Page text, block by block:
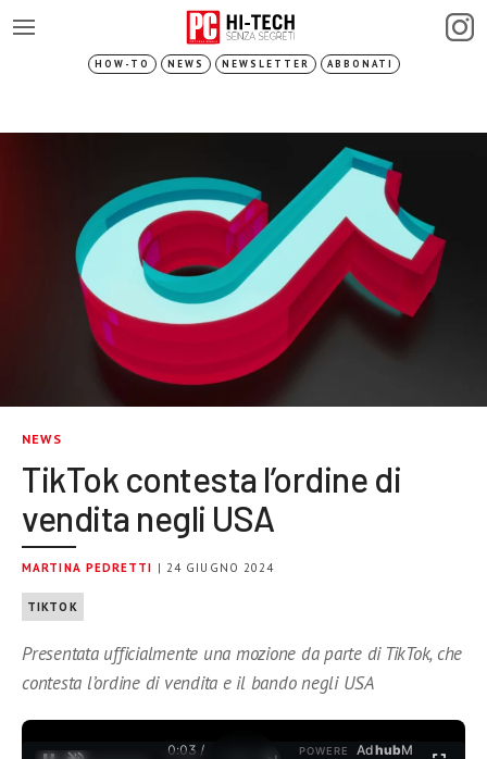
HOW-TO NEWS NEWSLETTER ABBONATI
NEWS
TikTok contesta l’ordine di
vendita negli USA
MARTINA PEDRETTI | 24 GIUGNO 2024
TIKTOK
Presentata ufficialmente una mozione da parte di TikTok, che
contesta l’ordine di vendita e il bando negli USA
0:04 /
POWERE
AdhubM